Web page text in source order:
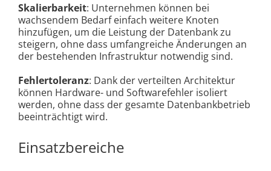
Skalierbarkeit: Unternehmen können bei
wachsendem Bedarf einfach weitere Knoten
hinzufügen, um die Leistung der Datenbank zu
steigern, ohne dass umfangreiche Änderungen an
der bestehenden Infrastruktur notwendig sind.
Fehlertoleranz: Dank der verteilten Architektur
können Hardware- und Softwarefehler isoliert
werden, ohne dass der gesamte Datenbankbetrieb
beeinträchtigt wird.
Einsatzbereiche